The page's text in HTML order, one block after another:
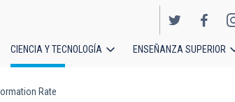
CIENCIA Y TECNOLOGÍA ENSEÑANZA SUPERIOR
Rate